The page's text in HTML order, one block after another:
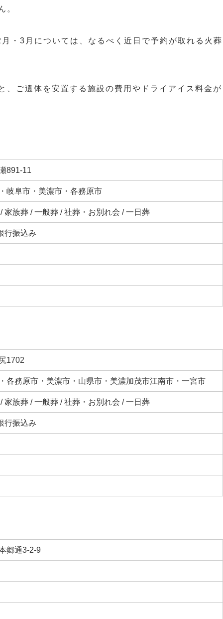
。
・3月については、なるべく近日で予約が取れる火葬
、ご遺体を安置する施設の費用やドライアイス料金が
891-11
岐阜市・美濃市・各務原市
家族葬 / 一般葬 / 社葬・お別れ会 / 一日葬
行振込み
1702
各務原市・美濃市・山県市・美濃加茂市江南市・一宮市
家族葬 / 一般葬 / 社葬・お別れ会 / 一日葬
行振込み
郷通3-2-9